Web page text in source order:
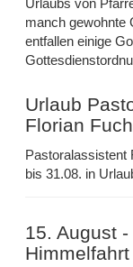
Urlaubs von
manch gewohnte
entfallen einige
Urlaub
Florian
Pastoralassistent
bis 31.08. in
15. August
Himmelfahrt